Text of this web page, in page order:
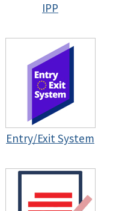
IPP
Entry/Exit System